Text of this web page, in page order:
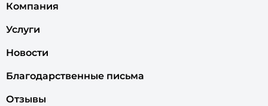
Компания
Услуги
Новости
Благодарственные письма
Отзывы